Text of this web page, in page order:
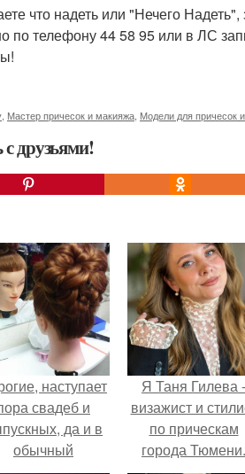
что надеть или "Нечего
по телефону 44 58 95 или в ЛС
Мастер причесок и макияжа Модели для причесок
друзьями!
наступает
свадеб и
да и в
обычный
Я Таня Гилева -
визажист и
по прическам
города Тюмени.